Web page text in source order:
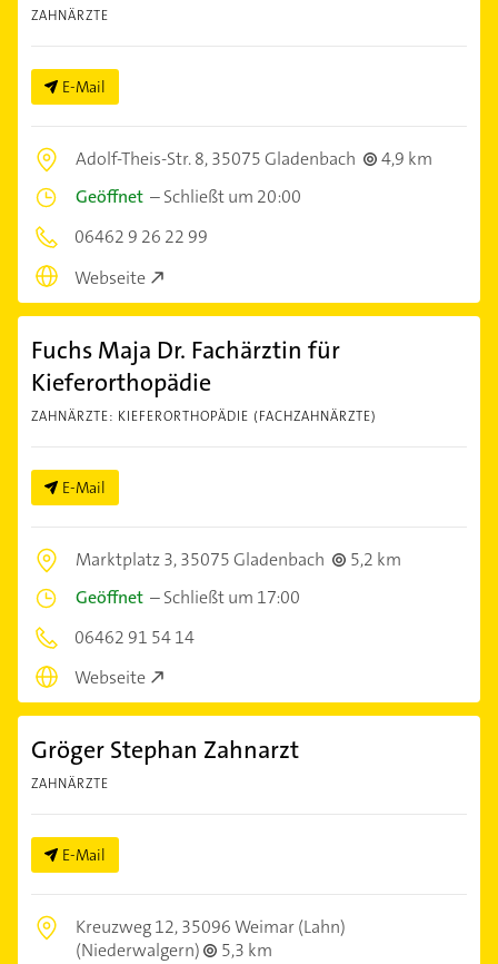
ZAHNÄRZTE
E-Mail
Adolf-Theis-Str. 8,35075 Gladenbach
4,9 km
Geöffnet –Schließt um 20:00
06462 9 26 22 99
Webseite
Fuchs Maja Dr. Fachärztin für
Kieferorthopädie
ZAHNÄRZTE: KIEFERORTHOPÄDIE (FACHZAHNÄRZTE)
E-Mail
Marktplatz 3,35075 Gladenbach
5,2 km
Geöffnet –Schließt um 17:00
06462 91 54 14
Webseite
Gröger Stephan Zahnarzt
ZAHNÄRZTE
E-Mail
Kreuzweg 12,35096 Weimar (Lahn)
(Niederwalgern)
5,3 km